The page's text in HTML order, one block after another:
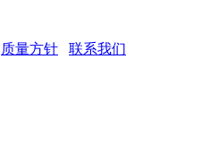
质量方针 联系我们